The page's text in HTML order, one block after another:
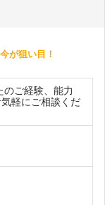
今が狙い目！
ご経験、能力
軽にご相談くだ